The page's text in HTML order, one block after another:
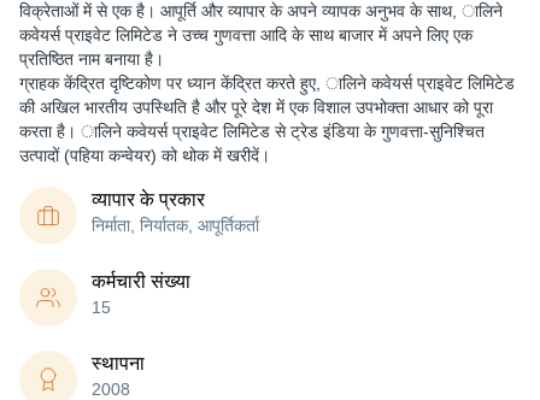
विक्रेताओं में से एक है। आपूर्ति और व्यापार के अपने व्यापक अनुभव के साथ, ालिने
कवेयर्स प्राइवेट लिमिटेड ने उच्च गुणवत्ता आदि के साथ बाजार में अपने लिए एक
प्रतिष्ठित नाम बनाया है।
ग्राहक केंद्रित दृष्टिकोण पर ध्यान केंद्रित करते हुए, ालिने कवेयर्स प्राइवेट लिमिटेड
की अखिल भारतीय उपस्थिति है और पूरे देश में एक विशाल उपभोक्ता आधार को पूरा
करता है। ालिने कवेयर्स प्राइवेट लिमिटेड से ट्रेड इंडिया के गुणवत्ता-सुनिश्चित
उत्पादों (पहिया कन्वेयर) को थोक में खरीदें।
व्यापार के प्रकार
निर्माता, निर्यातक, आपूर्तिकर्ता
कर्मचारी संख्या
15
स्थापना
2008